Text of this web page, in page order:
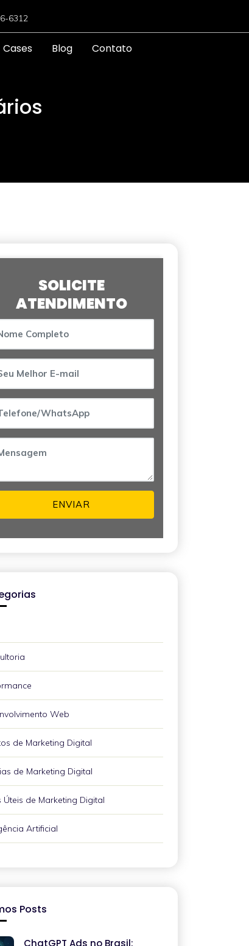
6312
Cases Blog Contato
SOLICITE
ATENDIMENTO
ENVIAR
Web
de Marketing Digital
de Marketing Digital
Úteis de Marketing Digital
Artificial
Posts
ChatGPT Ads no Brasil: